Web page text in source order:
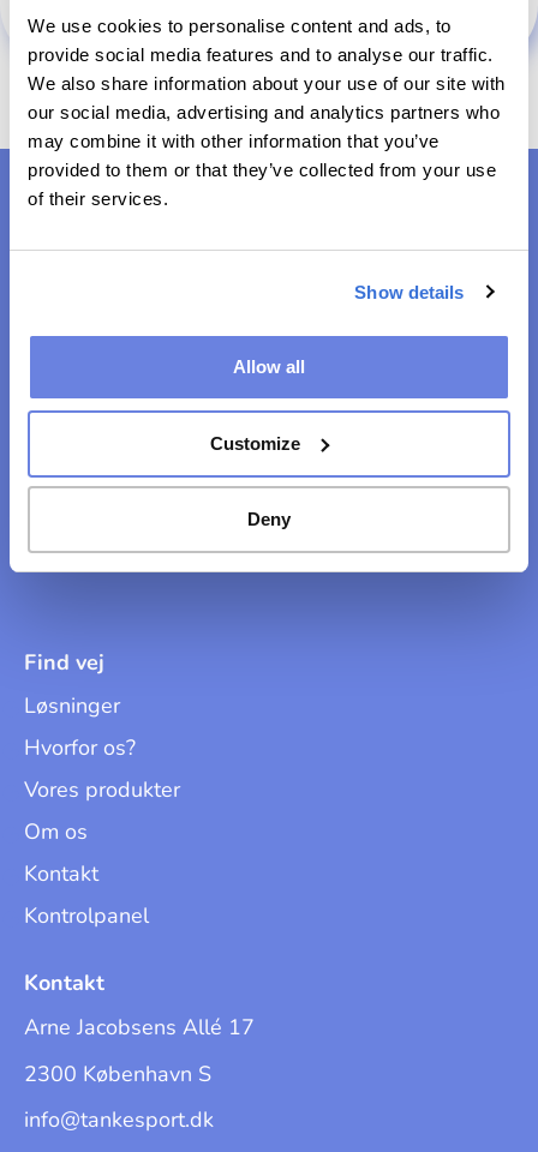
We use cookies to personalise content and ads, to
provide social media features and to analyse our traffic.
We also share information about your use of our site with
our social media, advertising and analytics partners who
may combine it with other information that you’ve
provided to them or that they’ve collected from your use
of their services.
Show details
Allow all
Customize
Deny
Vi løser fremtidens udfordringer – på kryds
Find vej
Løsninger
Hvorfor os?
Vores produkter
Om os
Kontakt
Kontrolpanel
Kontakt
Arne Jacobsens Allé 17
2300 København S
info@tankesport.dk